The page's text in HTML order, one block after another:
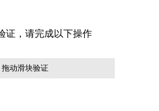
拖动滑块验证